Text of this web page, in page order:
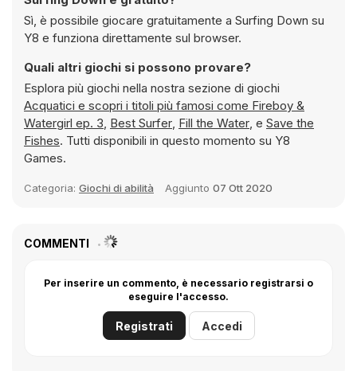
Sì, è possibile giocare gratuitamente a Surfing Down su
Y8 e funziona direttamente sul browser.
Quali altri giochi si possono provare?
Esplora più giochi nella nostra sezione di giochi
Acquatici e scopri i titoli più famosi come Fireboy &
Watergirl ep. 3, Best Surfer, Fill the Water, e Save the
Fishes. Tutti disponibili in questo momento su Y8
Games.
Categoria: Giochi di abilità Aggiunto 07 Ott 2020
COMMENTI
Per inserire un commento, è necessario registrarsi o
eseguire l'accesso.
Registrati Accedi